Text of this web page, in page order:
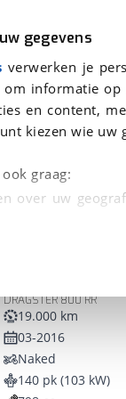
gegevens
verwerken je
om informatie
en content,
kiezen wie uw
graag:
over uw
uw
technieken
dat de
DRAGSTER 800 RR
19.000 km
03-2016
Naked
140 pk (103 kW)